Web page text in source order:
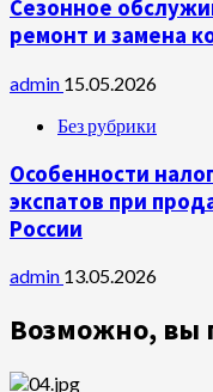
Сезонное
ремонт и замена
admin 15.05.2026
Без рубрики
Особенности
экспатов при
России
admin 13.05.2026
Возможно, вы